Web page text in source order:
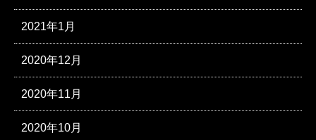
2021年1月
2020年12月
2020年11月
2020年10月